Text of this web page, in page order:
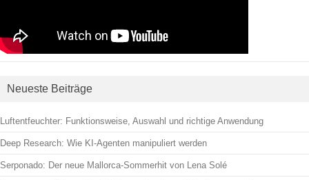
Neueste Beiträge
Luftentfeuchter: Funktionsweise, Auswahl und richtige Anwendung
Deep Research: Wie KI-Agenten manipuliert werden
Serponado: Der neue Mallorca-Sommerhit von Lena Solé